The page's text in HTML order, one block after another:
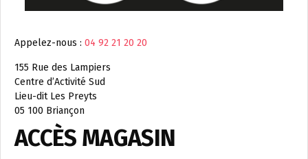
Appelez-nous : 04 92 21 20 20
155 Rue des Lampiers
Centre d’Activité Sud
Lieu-dit Les Preyts
05 100 Briançon
ACCÈS MAGASIN